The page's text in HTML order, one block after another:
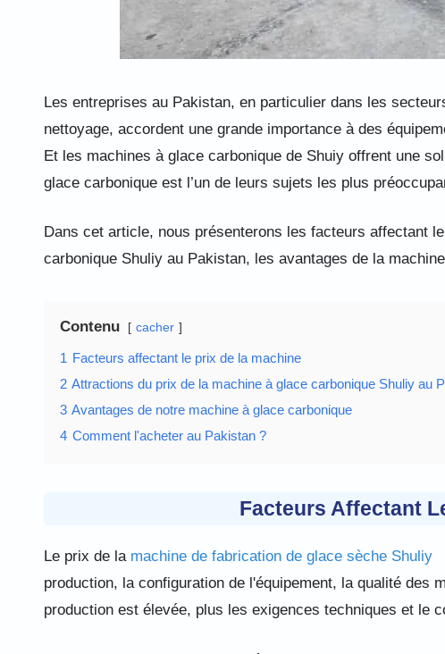
Les entreprises au Pakistan, en particulier dans les
nettoyage, accordent une grande importance à des
Et les machines à glace carbonique de Shuiy offrent une
glace carbonique est l’un de leurs sujets les plus
Dans cet article, nous présenterons les facteurs affectant
carbonique Shuliy au Pakistan, les avantages de la
Contenu cacher
1 Facteurs affectant le prix de la machine
2 Attractions du prix de la machine à glace carbonique Shuliy au
3 Avantages de notre machine à glace carbonique
4 Comment l'acheter au Pakistan ?
Facteurs Affectant
Le prix de la machine de fabrication de glace sèche Shuliy
production, la configuration de l'équipement, la qualité
production est élevée, plus les exigences techniques et le